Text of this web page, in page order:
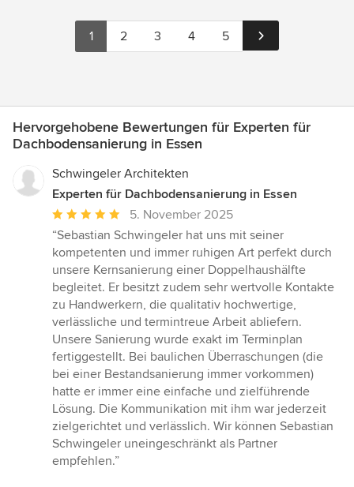
1 2 3 4 5
Hervorgehobene Bewertungen für Experten für
Dachbodensanierung in Essen
Schwingeler Architekten
Experten für Dachbodensanierung in Essen
Durchschnittliche
Bewertung:
5
von
5
Sternen
5. November 2025
“Sebastian Schwingeler hat uns mit seiner
kompetenten und immer ruhigen Art perfekt durch
unsere Kernsanierung einer Doppelhaushälfte
begleitet. Er besitzt zudem sehr wertvolle Kontakte
zu Handwerkern, die qualitativ hochwertige,
verlässliche und termintreue Arbeit abliefern.
Unsere Sanierung wurde exakt im Terminplan
fertiggestellt. Bei baulichen Überraschungen (die
bei einer Bestandsanierung immer vorkommen)
hatte er immer eine einfache und zielführende
Lösung. Die Kommunikation mit ihm war jederzeit
zielgerichtet und verlässlich. Wir können Sebastian
Schwingeler uneingeschränkt als Partner
empfehlen.”